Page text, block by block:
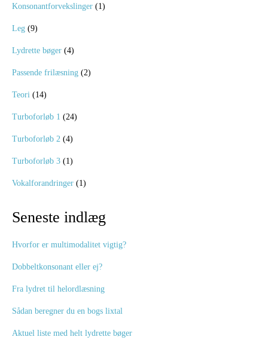
Konsonantforvekslinger (1)
Leg (9)
Lydrette bøger (4)
Passende frilæsning (2)
Teori (14)
Turboforløb 1 (24)
Turboforløb 2 (4)
Turboforløb 3 (1)
Vokalforandringer (1)
Seneste indlæg
Hvorfor er multimodalitet vigtig?
Dobbeltkonsonant eller ej?
Fra lydret til helordlæsning
Sådan beregner du en bogs lixtal
Aktuel liste med helt lydrette bøger